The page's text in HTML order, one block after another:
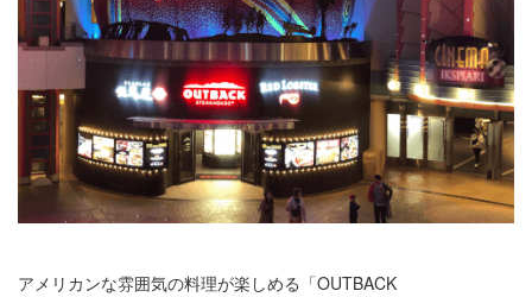
アメリカンな雰囲気の料理が楽しめる「OUTBACK